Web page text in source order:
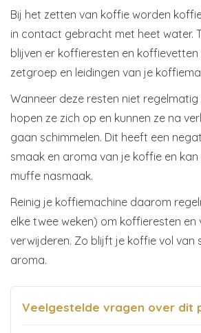
Bij het zetten van koffie worden
in contact gebracht met heet water.
blijven er koffieresten en
zetgroep en leidingen van je
Wanneer deze resten niet
hopen ze zich op en kunnen ze na
gaan schimmelen. Dit heeft een
smaak en aroma van je koffie en
muffe nasmaak.
Reinig je koffiemachine daarom
elke twee weken) om koffieresten en
verwijderen. Zo blijft je koffie vol van
aroma.
Veelgestelde vragen over dit